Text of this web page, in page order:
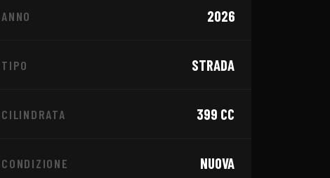
KTM
ANNO 2026
TIPO STRADA
CILINDRATA 399 CC
CONDIZIONE NUOVA